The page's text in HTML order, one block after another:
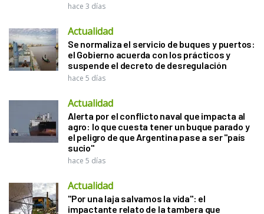
hace 3 días
Actualidad
Se normaliza el servicio de buques y puertos:
el Gobierno acuerda con los prácticos y
suspende el decreto de desregulación
hace 5 días
Actualidad
Alerta por el conflicto naval que impacta al
agro: lo que cuesta tener un buque parado y
el peligro de que Argentina pase a ser "país
sucio"
hace 5 días
Actualidad
"Por una laja salvamos la vida": el
impactante relato de la tambera que